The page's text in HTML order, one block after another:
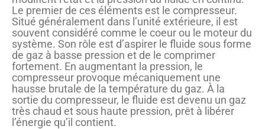
Le premier de ces éléments est le compresseur.
Situé généralement dans l’unité extérieure, il est
souvent considéré comme le coeur ou le moteur du
système. Son rôle est d’aspirer le fluide sous forme
de gaz à basse pression et de le comprimer
fortement. En augmentant la pression, le
compresseur provoque mécaniquement une
hausse brutale de la température du gaz. À la
sortie du compresseur, le fluide est devenu un gaz
très chaud et sous haute pression, prêt à libérer
l’énergie qu’il contient.